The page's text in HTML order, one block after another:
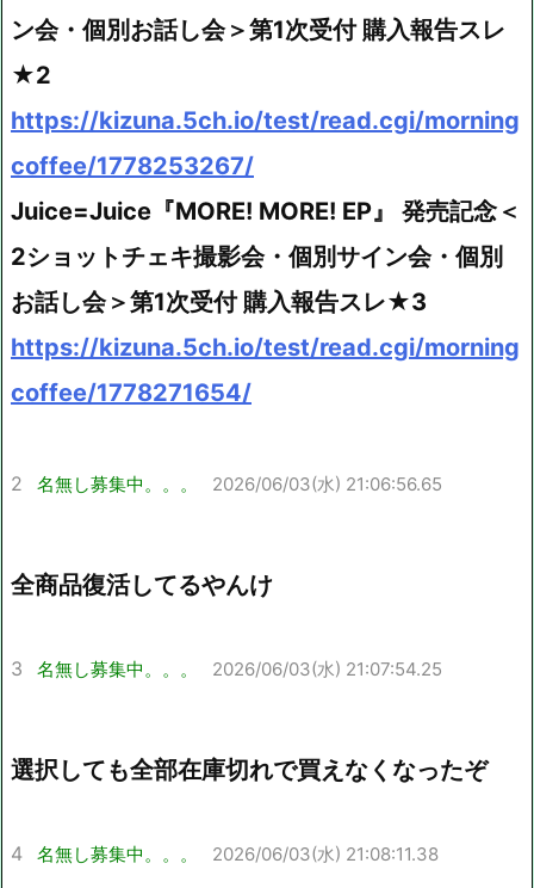
ン会・個別お話し会＞第1次受付 購入報告スレ
★2
https://kizuna.5ch.io/test/read.cgi/morning
coffee/1778253267/
Juice=Juice『MORE! MORE! EP』 発売記念＜
2ショットチェキ撮影会・個別サイン会・個別
お話し会＞第1次受付 購入報告スレ★3
https://kizuna.5ch.io/test/read.cgi/morning
coffee/1778271654/
2 名無し募集中。。。 2026/06/03(水) 21:06:56.65
全商品復活してるやんけ
3 名無し募集中。。。 2026/06/03(水) 21:07:54.25
選択しても全部在庫切れで買えなくなったぞ
4 名無し募集中。。。 2026/06/03(水) 21:08:11.38